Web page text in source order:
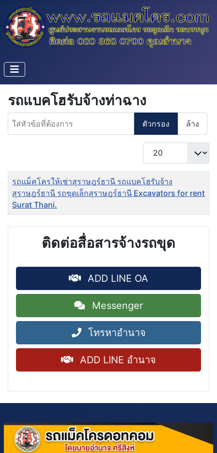
รถแบคโฮรับจ้างท่าฉาง
ใส่หัวข้อที่ต้องการ
ตัวกรอง ล้าง
แสดง #
ชื่อ
รถแม็คโครให้เช่าสุราษฎร์ธานี รถแบคโฮรับจ้าง
สุราษฎร์ธานี รถขุดเล็กสุราษฎร์ธานี Excavators for rent
Surat Thani.
ติดต่อสื่อสารจ้างรถขุด
ADD LINE OA
Messenger
โทรหาอำนาจ
ADD LINE อำนาจ